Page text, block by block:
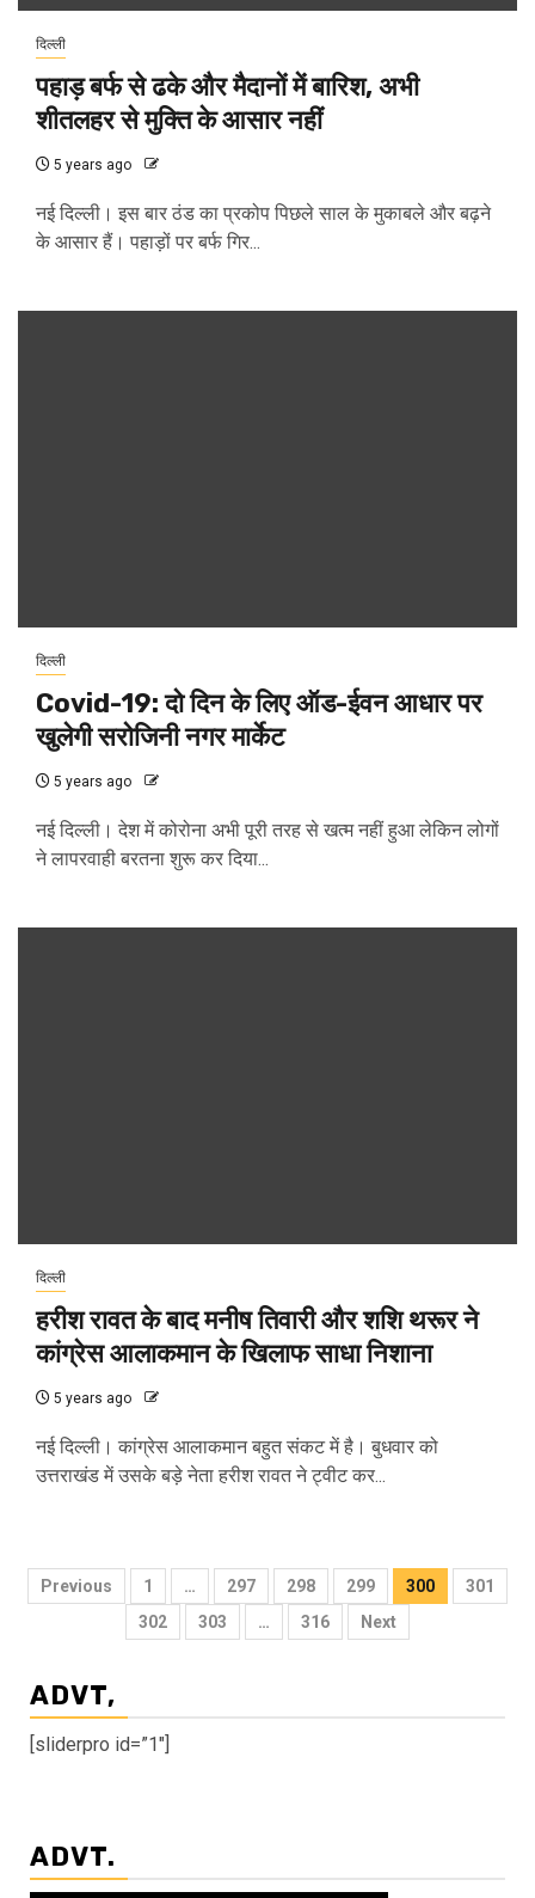
दिल्ली
पहाड़ बर्फ से ढके और मैदानों में बारिश, अभी
शीतलहर से मुक्ति के आसार नहीं
5 years ago
नई दिल्ली। इस बार ठंड का प्रकोप पिछले साल के मुकाबले और बढ़ने
के आसार हैं। पहाड़ों पर बर्फ गिर...
दिल्ली
Covid-19: दो दिन के लिए ऑड-ईवन आधार पर
खुलेगी सरोजिनी नगर मार्केट
5 years ago
नई दिल्ली। देश में कोरोना अभी पूरी तरह से खत्म नहीं हुआ लेकिन लोगों
ने लापरवाही बरतना शुरू कर दिया...
दिल्ली
हरीश रावत के बाद मनीष तिवारी और शशि थरूर ने
कांग्रेस आलाकमान के खिलाफ साधा निशाना
5 years ago
नई दिल्ली। कांग्रेस आलाकमान बहुत संकट में है। बुधवार को
उत्तराखंड में उसके बड़े नेता हरीश रावत ने ट्वीट कर...
Posts
pagination
Previous 1 … 297 298 299 300
301
302
303 … 316 Next
ADVT,
[sliderpro id=”1″]
ADVT.